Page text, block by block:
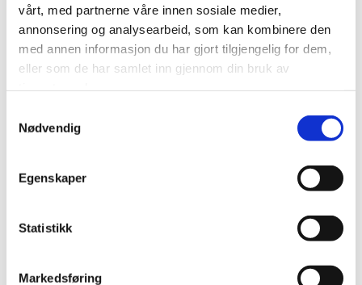
vårt, med partnerne våre innen sosiale medier,
annonsering og analysearbeid, som kan kombinere den
med annen informasjon du har gjort tilgjengelig for dem,
eller som de har samlet inn gjennom din bruk av
Nødvendig
Egenskaper
Statistikk
Markedsføring
studenter til å ta de gode valgene.
Jobber aktivt mot 1.5 graders målet, og skal
kutte sine utslipp med 50 % innen 2030
sammenlignet med 2018.
Har lagt ned målrettet arbeid for å gå fra
klasseromsundervisning til hybridløsninger